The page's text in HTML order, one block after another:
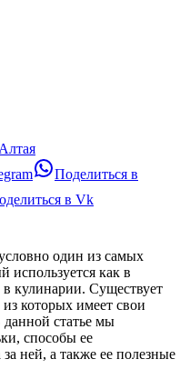
Поделиться в
в Vk
один из самых
используется как в
кулинарии. Существует
которых имеет свои
данной статье мы
способы ее
ней, а также ее полезные